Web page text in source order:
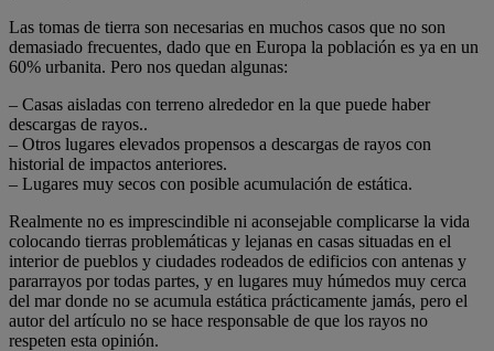
Las tomas de tierra son necesarias en muchos casos que no son
demasiado frecuentes, dado que en Europa la población es ya en un
60% urbanita. Pero nos quedan algunas:
– Casas aisladas con terreno alrededor en la que puede haber
descargas de rayos..
– Otros lugares elevados propensos a descargas de rayos con
historial de impactos anteriores.
– Lugares muy secos con posible acumulación de estática.
Realmente no es imprescindible ni aconsejable complicarse la vida
colocando tierras problemáticas y lejanas en casas situadas en el
interior de pueblos y ciudades rodeados de edificios con antenas y
pararrayos por todas partes, y en lugares muy húmedos muy cerca
del mar donde no se acumula estática prácticamente jamás, pero el
autor del artículo no se hace responsable de que los rayos no
respeten esta opinión.